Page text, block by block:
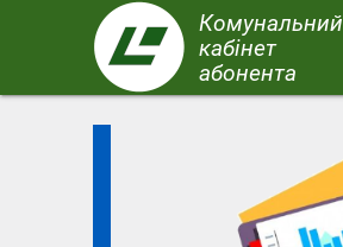
вмісту
Комунальний
кабінет
абонента